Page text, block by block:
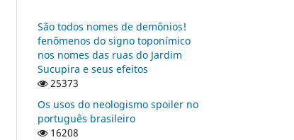
São todos nomes de demônios!
fenômenos do signo toponímico
nos nomes das ruas do Jardim
Sucupira e seus efeitos
25373
Os usos do neologismo spoiler no
português brasileiro
16208